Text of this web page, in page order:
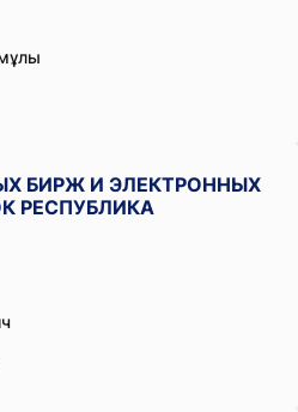
БИРЖ И ЭЛЕКТРОННЫХ
РЕСПУБЛИКА